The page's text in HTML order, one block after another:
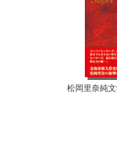
松岡里奈純